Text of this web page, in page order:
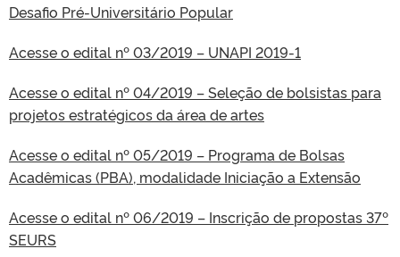
Desafio Pré-Universitário Popular
Acesse o edital nº 03/2019 – UNAPI 2019-1
Acesse o edital nº 04/2019 – Seleção de bolsistas para
projetos estratégicos da área de artes
Acesse o edital nº 05/2019 – Programa de Bolsas
Acadêmicas (PBA), modalidade Iniciação a Extensão
Acesse o edital nº 06/2019 – Inscrição de propostas 37º
SEURS